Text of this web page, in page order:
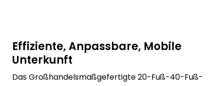
Effiziente, Anpassbare, Mobile
Unterkunft
Das Großhandelsmaßgefertigte 20-Fuß-40-Fuß-